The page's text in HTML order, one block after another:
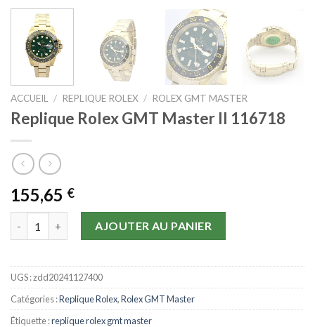
ACCUEIL / REPLIQUE ROLEX / ROLEX GMT MASTER
Replique Rolex GMT Master II 116718
155,65 €
AJOUTER AU PANIER
UGS :zdd20241127400
Catégories :Replique Rolex,Rolex GMT Master
Étiquette :replique rolex gmt master